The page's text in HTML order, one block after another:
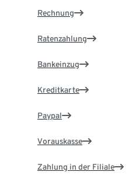
Rechnung
Ratenzahlung
Bankeinzug
Kreditkarte
Paypal
Vorauskasse
Zahlung in der Filiale